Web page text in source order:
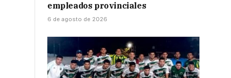
empleados provinciales
6 de agosto de 2026